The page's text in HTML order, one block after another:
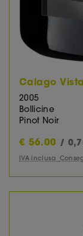
Calago
2005
Bollicine
Pinot Noir
€ 56.00 /
IVA inclusa